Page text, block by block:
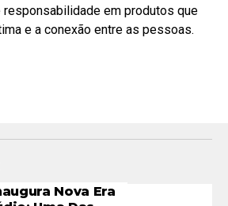
em produtos que
e a conexão entre as pessoas.
Nova Era